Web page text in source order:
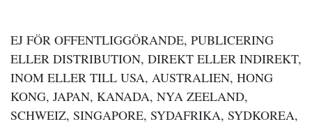
EJ FÖR OFFENTLIGGÖRANDE, PUBLICERING
ELLER DISTRIBUTION, DIREKT ELLER INDIREKT,
INOM ELLER TILL USA, AUSTRALIEN, HONG
KONG, JAPAN, KANADA, NYA ZEELAND,
SCHWEIZ, SINGAPORE, SYDAFRIKA, SYDKOREA,